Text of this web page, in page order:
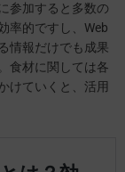
参加すると多数の
率的ですし、Web
情報だけでも成果
食材に関しては各
けていくと、活用